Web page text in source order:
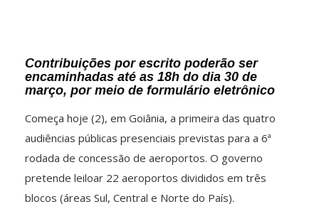
Contribuições por escrito poderão ser
encaminhadas até as 18h do dia 30 de
março, por meio de formulário eletrônico
Começa hoje (2), em Goiânia, a primeira das quatro
audiências públicas presenciais previstas para a 6ª
rodada de concessão de aeroportos. O governo
pretende leiloar 22 aeroportos divididos em três
blocos (áreas Sul, Central e Norte do País).